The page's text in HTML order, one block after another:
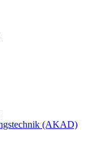
(AKAD)